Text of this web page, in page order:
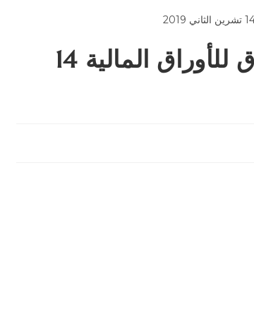
التقرير اليومي لتداولات سوق العراق للأوراق المالية 14